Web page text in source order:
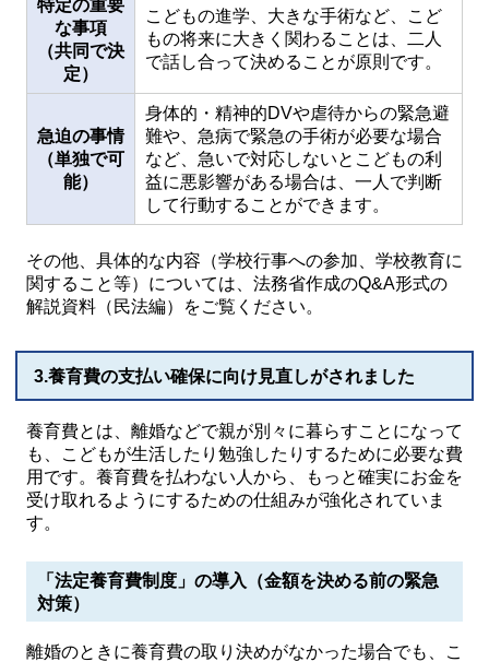
特定の重要
な事項
（共同で決
定）
こどもの進学、大きな手術など、こど
もの将来に大きく関わることは、二人
で話し合って決めることが原則です。
急迫の事情
（単独で可
能）
身体的・精神的DVや虐待からの緊急避
難や、急病で緊急の手術が必要な場合
など、急いで対応しないとこどもの利
益に悪影響がある場合は、一人で判断
して行動することができます。
その他、具体的な内容（学校行事への参加、学校教育に
関すること等）については、法務省作成のQ&A形式の
解説資料（民法編）をご覧ください。
3.養育費の支払い確保に向け見直しがされました
養育費とは、離婚などで親が別々に暮らすことになって
も、こどもが生活したり勉強したりするために必要な費
用です。養育費を払わない人から、もっと確実にお金を
受け取れるようにするための仕組みが強化されていま
す。
「法定養育費制度」の導入（金額を決める前の緊急
対策）
離婚のときに養育費の取り決めがなかった場合でも、こ